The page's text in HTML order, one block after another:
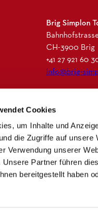
Cookies
um Inhalte und
die Zugriffe auf
Verwendung unserer
Unsere Partner führen
bereitgestellt haben
Brig Simplon
CH-3900 Brig
+41 27 921 60
info@brig-
n
s
t
a
g
r
c
e
b
o
o
n
k
e
d
i
s
l
e
t